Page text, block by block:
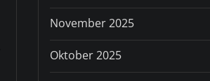
November 2025
Oktober 2025